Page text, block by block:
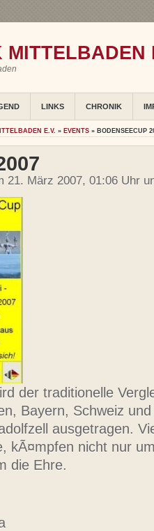
LINKS CHRONIK
E.V. » EVENTS » BODENSEECUP
21. März 2007, 01:06 Uhr
der traditionelle
Bayern, Schweiz
ausgetragen.
kÃ¤mpfen nicht nur
die Ehre.